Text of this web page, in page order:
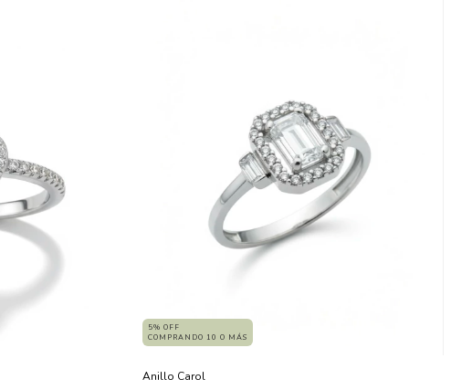
5% OFF
COMPRANDO 10 O MÁS
Anillo Carol